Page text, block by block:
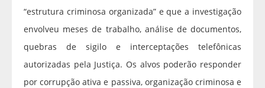
“estrutura criminosa organizada” e que a investigação
envolveu meses de trabalho, análise de documentos,
quebras de sigilo e interceptações telefônicas
autorizadas pela Justiça. Os alvos poderão responder
por corrupção ativa e passiva, organização criminosa e